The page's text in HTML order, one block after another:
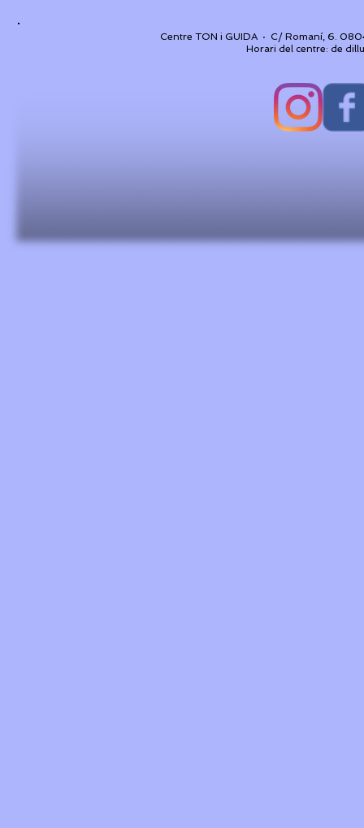
Centre TON i GUIDA · C/ Romaní, 6.
Horari del centre: de